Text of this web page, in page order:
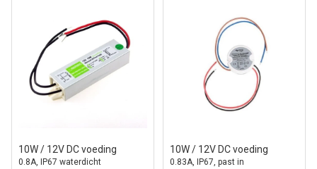
10W / 12V DC voeding
0.8A, IP67 waterdicht
10W / 12V DC voeding
0.83A, IP67, past in